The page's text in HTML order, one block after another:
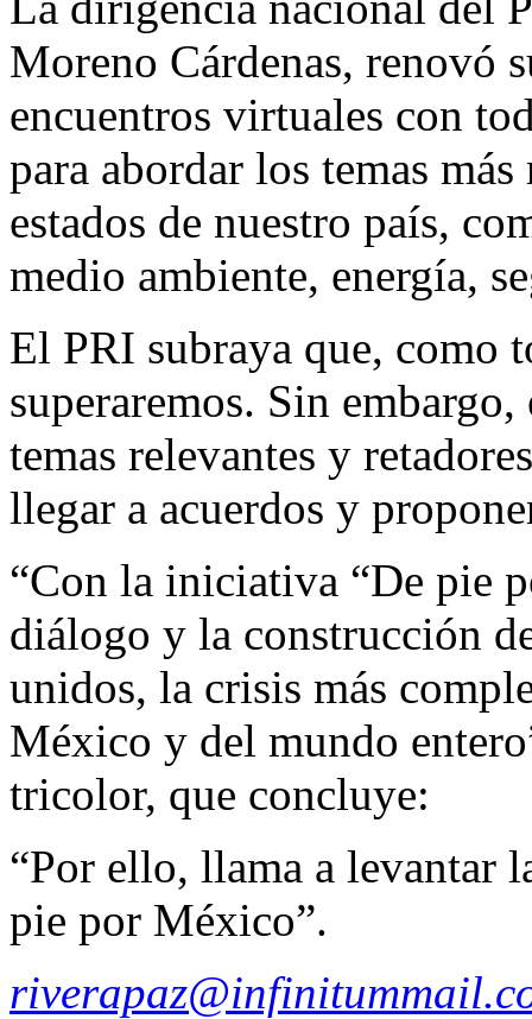
Moreno Cárdenas, renovó
encuentros virtuales con
para abordar los temas
estados de nuestro país,
medio ambiente, energía,
El PRI subraya que, como
superaremos. Sin
temas relevantes y
llegar a acuerdos y
“Con la iniciativa “De pie
diálogo y la construcción
unidos, la crisis más
México y del mundo
tricolor, que concluye:
“Por ello, llama a levantar
pie por México”.